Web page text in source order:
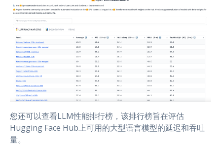
您还可以查看LLM性能排行榜，该排行榜旨在评估
Hugging Face Hub上可用的大型语言模型的延迟和吞吐
量。